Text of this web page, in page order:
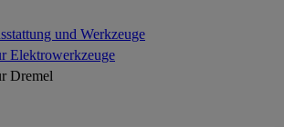
und Werkzeuge
Elektrowerkzeuge
Dremel